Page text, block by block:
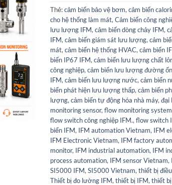
Thẻ:cảm biến bảo vệ bơm, cảm biến
cho hệ thống làm mát, Cảm biến công
lưu lượng IFM, cảm biến dòng chảy IFM,
IFM, cảm biến giám sát lưu lượng, cảm
mát, cảm biến hệ thống HVAC, cảm biến
biến IP67 IFM, cảm biến lưu lượng chất
công nghiệp, cảm biến lưu lượng đường
IFM, cảm biến lưu lượng nước, cảm biến
biến phát hiện lưu lượng thấp, cảm biến
lượng, cảm biến tự động hóa nhà máy, đại
monitoring sensor, flow monitoring system
flow switch công nghiệp IFM., flow switch
biến IFM, IFM automation Vietnam, IFM
IFM Electronic Vietnam, IFM factory
monitor, IFM industrial automation, IFM
process automation, IFM sensor Vietnam,
SI5000 IFM, SI5000 Vietnam, thiết bị
Thiết bị đo lường IFM, thiết bị IFM, thiết